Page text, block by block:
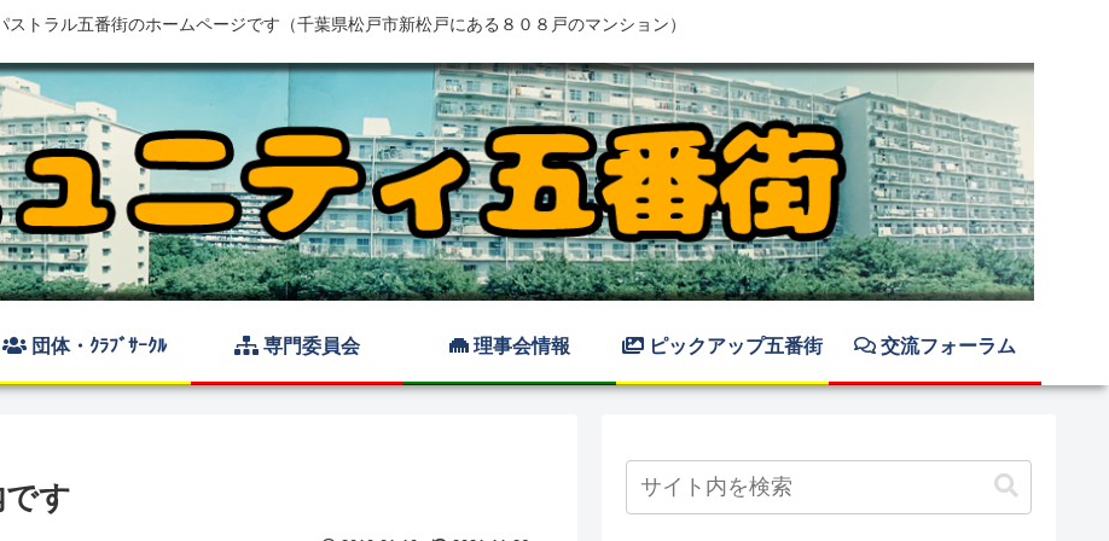
ストラル五番街のホームページです（千葉県松戸市新松戸にある８０８戸のマンション）
団体・ｸﾗﾌﾞｻｰｸﾙ 専門委員会 理事会情報 ピックアップ五番街 交流フォーラム
す